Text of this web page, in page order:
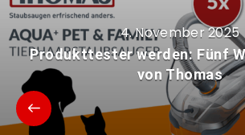
4. November 2025
Produkttester werden: Fünf
von Thomas